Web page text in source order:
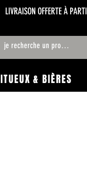
LIVRAISON OFFERTE À
& BIÈRES